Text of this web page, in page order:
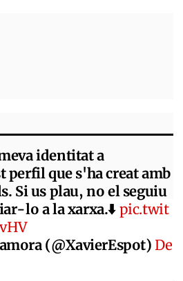
identitat a
perfil que s'ha creat amb
Si us plau, no el seguiu
lo a la xarxa.⬇️ pic.twit
(@XavierEspot) De